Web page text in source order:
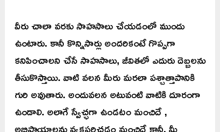
వీరు చాలా వరకు సాహసాలు చేయడంలో ముందు
ఉంటారు. కానీ కొన్నిసార్లు అందరికంటే గొప్పగా
కనిపించాలని చేసే సాహసాలు, జీవితలో ఎదురు దెబ్బలను
తీసుకొస్తాయి. వాటి వలన మీరు మరలా పశ్చాత్తాపానికి
గురి అవుతారు. అందువలన అటువంటి వాటికి దూరంగా
ఉండాలి. అలాగే స్వేచ్ఛగా ఉండటం మంచిదే ,